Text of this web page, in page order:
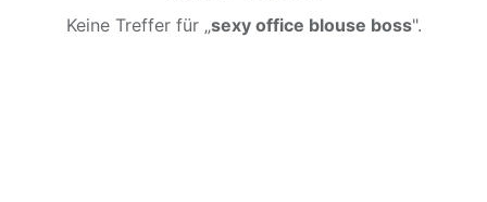
Keine Treffer für „sexy office blouse boss".